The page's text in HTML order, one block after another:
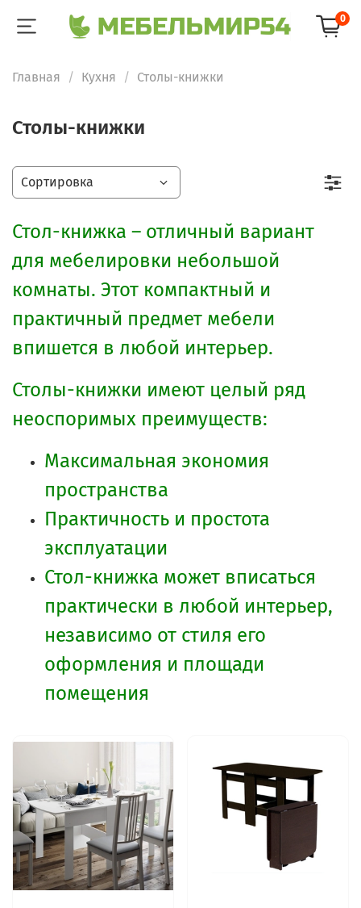
0
Главная Кухня Столы-книжки
Столы-книжки
Стол-книжка – отличный вариант
для мебелировки небольшой
комнаты. Этот компактный и
практичный предмет мебели
впишется в любой интерьер.
Столы-книжки имеют целый ряд
неоспоримых преимуществ:
Максимальная экономия
пространства
Практичность и простота
эксплуатации
Стол-книжка может вписаться
практически в любой интерьер,
независимо от стиля его
оформления и площади
помещения